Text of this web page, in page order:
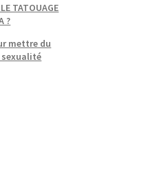
TATOUAGE
?
mettre du